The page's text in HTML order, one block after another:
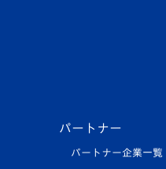
パートナー
パートナー企業一覧